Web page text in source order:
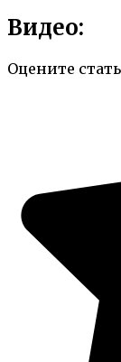
Видео:
Оцените